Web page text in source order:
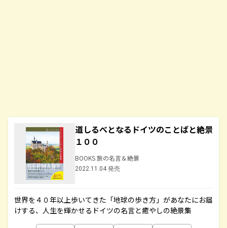
道しるべとなるドイツのことばと絶景
１００
BOOKS 旅の名言＆絶景
2022.11.04 発売
世界を４０年以上歩いてきた「地球の歩き方」があなたにお届
けする、人生を輝かせるドイツの名言と癒やしの絶景集